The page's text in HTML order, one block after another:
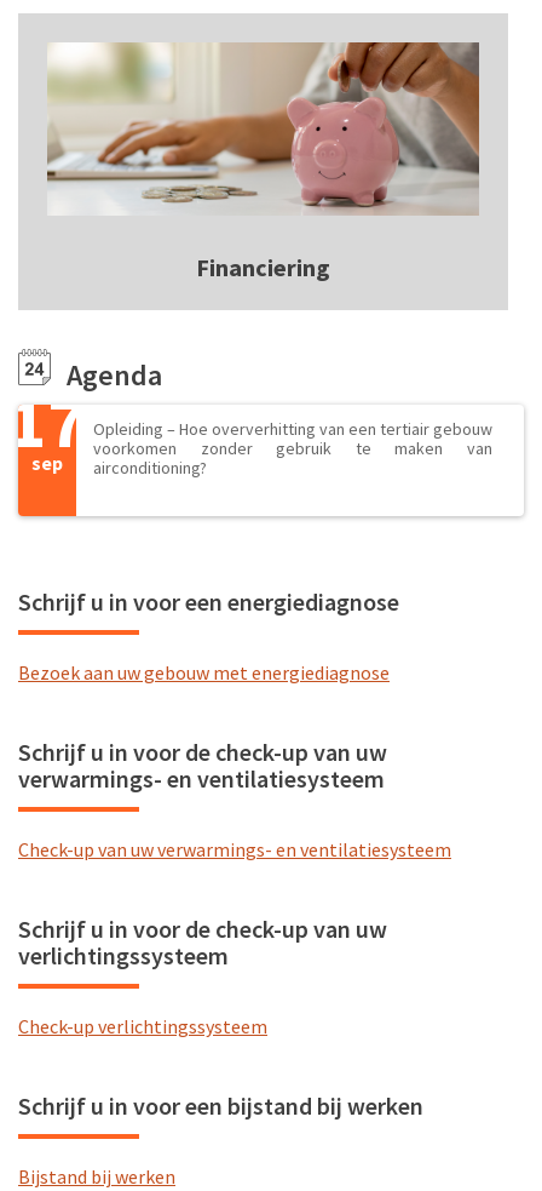
Financiering
Agenda
17
sep
Opleiding – Hoe oververhitting van een tertiair gebouw
voorkomen zonder gebruik te maken van
airconditioning?
Schrijf u in voor een energiediagnose
Bezoek aan uw gebouw met energiediagnose
Schrijf u in voor de check-up van uw
verwarmings- en ventilatiesysteem
Check-up van uw verwarmings- en ventilatiesysteem
Schrijf u in voor de check-up van uw
verlichtingssysteem
Check-up verlichtingssysteem
Schrijf u in voor een bijstand bij werken
Bijstand bij werken